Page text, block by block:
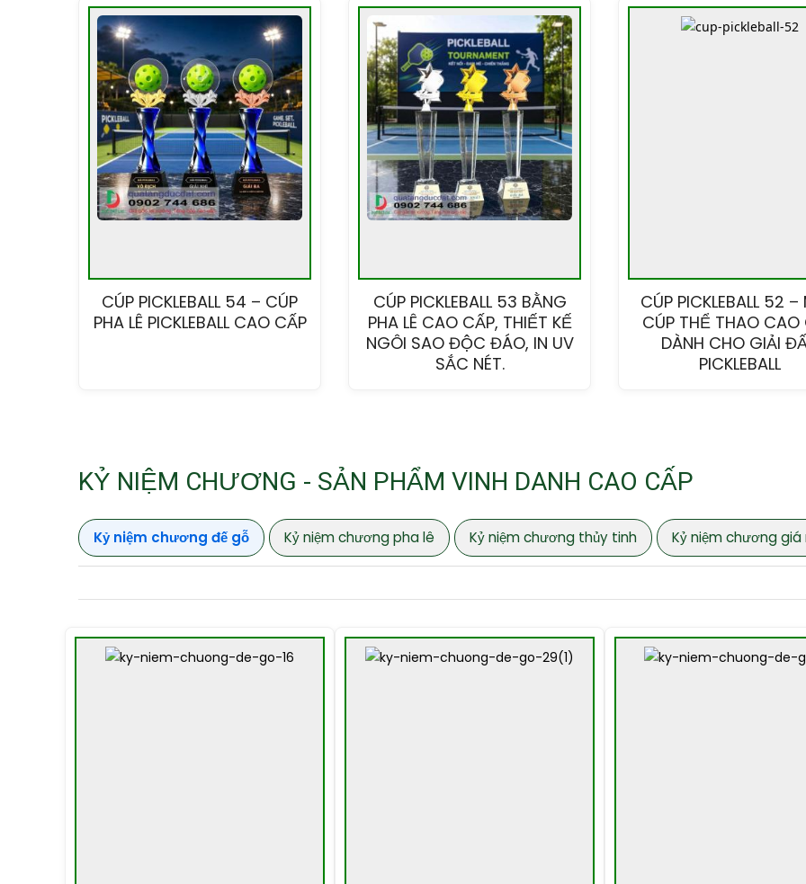
CÚP PICKLEBALL 54 – CÚP
PHA LÊ PICKLEBALL CAO CẤP
CÚP PICKLEBALL 53 BẰNG
PHA LÊ CAO CẤP, THIẾT KẾ
NGÔI SAO ĐỘC ĐÁO, IN UV
SẮC NÉT.
CÚP PICKLEBALL 52 –
CÚP THỂ THAO CAO
DÀNH CHO GIẢI
PICKLEBALL
KỶ NIỆM CHƯƠNG - SẢN PHẨM VINH DANH CAO CẤP
Kỷ niệm chương đế gỗ Kỷ niệm chương pha lê Kỷ niệm chương thủy tinh Kỷ niệm chương giá